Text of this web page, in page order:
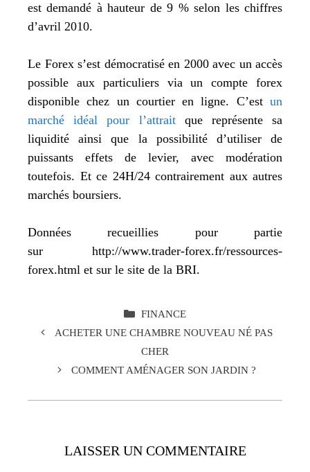
est demandé à hauteur de 9 % selon les chiffres
d’avril 2010.
Le Forex s’est démocratisé en 2000 avec un accès
possible aux particuliers via un compte forex
disponible chez un courtier en ligne. C’est un
marché idéal pour l’attraitque représente sa
liquidité ainsi que la possibilité d’utiliser de
puissants effets de levier, avec modération
toutefois. Et ce 24H/24 contrairement aux autres
marchés boursiers.
Données recueillies pour partie
sur http://www.trader-forex.fr/ressources-
forex.html et sur le site de la BRI.
CATÉGORIES
FINANCE
ACHETER UNE CHAMBRE NOUVEAU NÉ PAS
CHER
COMMENT AMÉNAGER SON JARDIN ?
LAISSER UN COMMENTAIRE